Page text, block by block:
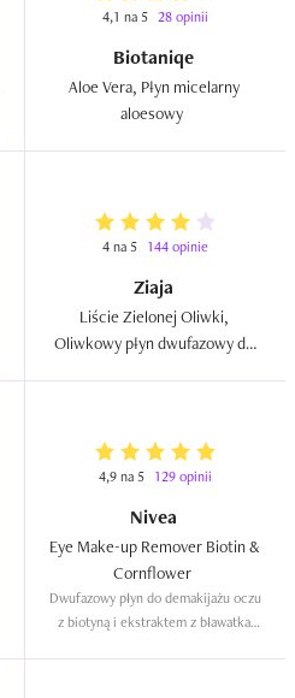
4,1 na 5 28 opinii
Biotaniqe
Aloe Vera, Płyn micelarny
4 na 5 144 opinie
Ziaja
Liście Zielonej Oliwki,
Oliwkowy płyn dwufazowy do
4,9 na 5 129 opinii
Nivea
Eye Make-up Remover Biotin &
Dwufazowy płyn do demakijażu oczu
z biotyną i ekstraktem z bławatka